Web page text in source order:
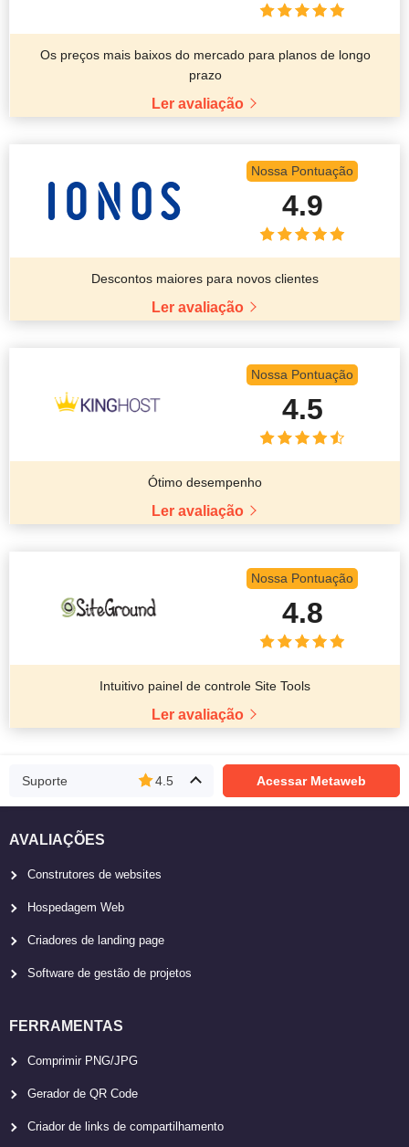
Os preços mais baixos do mercado para planos de longo
prazo
Ler avaliação
Nossa Pontuação
4.9
Descontos maiores para novos clientes
Ler avaliação
Nossa Pontuação
4.5
Ótimo desempenho
Ler avaliação
Nossa Pontuação
4.8
Intuitivo painel de controle Site Tools
Ler avaliação
Suporte 4.5 Acessar Metaweb
AVALIAÇÕES
Construtores de websites
Hospedagem Web
Criadores de landing page
Software de gestão de projetos
FERRAMENTAS
Comprimir PNG/JPG
Gerador de QR Code
Criador de links de compartilhamento